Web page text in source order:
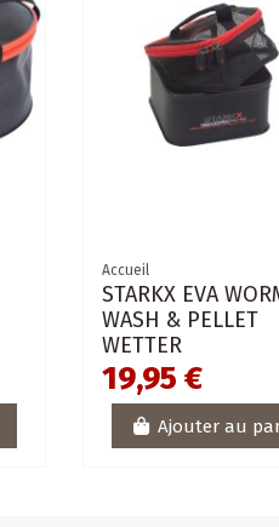
Accueil
STARKX EVA
WASH & PELLET
WETTER
19,95 €
Ajouter au